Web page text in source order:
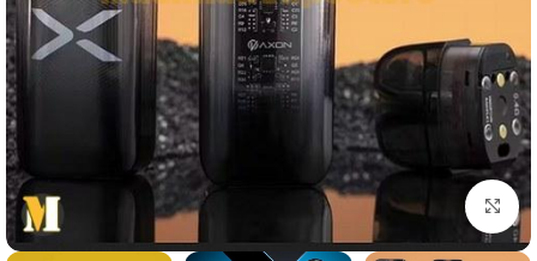
بزرگنمایی تصویر